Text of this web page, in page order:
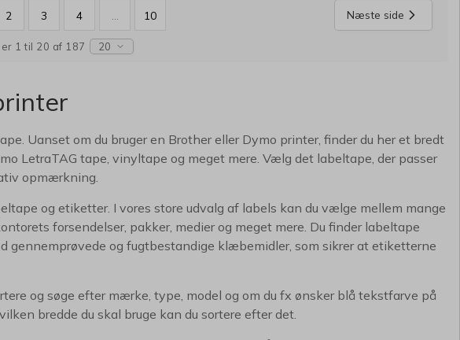
2 3 4 10 Næste side
1 til 20 af 187 20
Uanset om du bruger en Brother eller Dymo printer, finder du her et bredt
LetraTAG tape, vinyltape og meget mere. Vælg det labeltape, der passer
opmærkning.
og etiketter. I vores store udvalg af labels kan du vælge mellem mange
forsendelser, pakker, medier og meget mere. Du finder labeltape
og fugtbestandige klæbemidler, som sikrer at etiketterne
og søge efter mærke, type, model og om du fx ønsker blå tekstfarve på
bredde du skal bruge kan du sortere efter det.